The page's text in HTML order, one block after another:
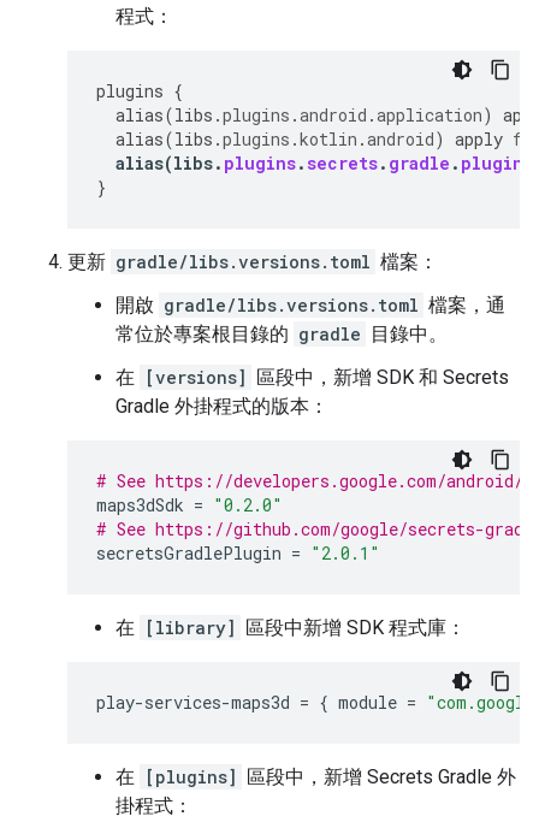
程式：
plugins {
alias(libs .plugins .android .application)
alias(libs .plugins .kotlin .android) apply
alias(libs. plugins. secrets. gradle . plugin
}
更新 gradle/libs.versions.toml 檔案：
開啟 gradle/libs.versions.toml 檔案，通
常位於專案根目錄的 gradle 目錄中。
在
[versions] 區段中，新增 SDK 和 Secrets
Gradle 外掛程式的版本：
# See https://developers.google.com/android/
maps3dSdk = "0.2.0"
# See https://github.com/google/secrets-
secretsGradlePlugin = "2.0.1"
在 [library] 區段中新增 SDK 程式庫：
play-services-maps3d = { module =
在 [plugins] 區段中，新增 Secrets Gradle 外
掛程式：